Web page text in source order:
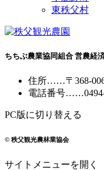
東秩父村
ちちぶ農業協同組合 営農経
住所……〒368-
電話番号……
PC版に切り替える
© 秩父観光農林業協会
サイトメニューを開く